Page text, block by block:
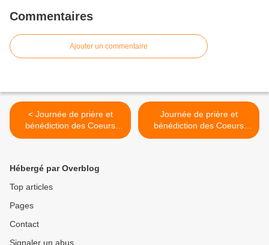
Commentaires
Ajouter un commentaire
< Journée de prière et
bénédiction des Coeurs
Unis à Limoges le 25 Juillet
Journée de prière et
bénédiction des Coeurs
Unis à Marseille le 8 Août
Hébergé par Overblog
Top articles
Pages
Contact
Signaler un abus